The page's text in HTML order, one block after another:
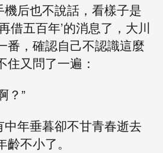
機后也不說話，看樣子是
借五百年’的消息了，大川
番，確認自己不認識這麼
住又問了一遍：
？”
年垂暮卻不甘青春逝去
不小了。